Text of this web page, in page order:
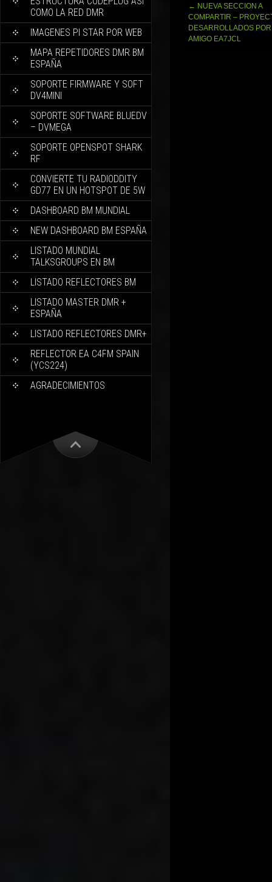
COMO LA RED DMR
IMAGENES PI STAR POR WEB
MAPA REPETIDORES DMR BM
ESPAÑA
SOPORTE FIRMWARE Y SOFT
DV4MINI
SOPORTE SOFTWARE BLUEDV
– DVMEGA
SOPORTE OPENSPOT SHARK
RF
CONVIERTE TU RADIODDITY
GD77 EN UN HOTSPOT DE 5W
DASHBOARD BM MUNDIAL
NEW DASHBOARD BM ESPAÑA
LISTADO MUNDIAL
TALKSGROUPS EN BM
LISTADO REFLECTORES BM
LISTADO MASTER DMR +
ESPAÑA
LISTADO REFLECTORES DMR+
REFLECTOR EA C4FM SPAIN
(YCS224)
AGRADECIMIENTOS
Navegación
de
entradas
← NUEVA SECCION A
COMPARTIR –
DESARROLLADOS
AMIGO EA7JCL